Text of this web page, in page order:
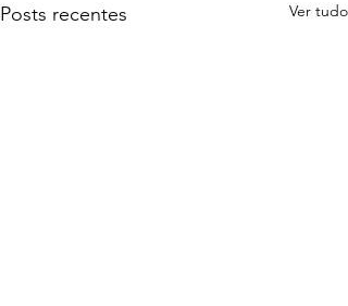
Posts recentes Ver tudo